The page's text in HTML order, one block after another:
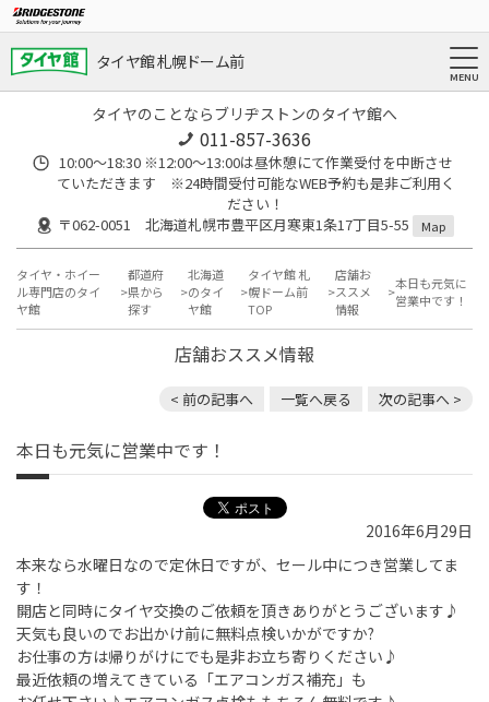
タイヤ館 札幌ドーム前
タイヤのことならブリヂストンのタイヤ館へ
011-857-3636
10:00～18:30 ※12:00～13:00は昼休憩にて作業受付を中断させ
ていただきます ※24時間受付可能なWEB予約も是非ご利用く
ださい！
〒062-0051 北海道札幌市豊平区月寒東1条17丁目5-55
Map
タイヤ・ホイー
ル専門店のタイ
ヤ館
都道府
県から
探す
北海道
のタイ
ヤ館
タイヤ館 札
幌ドーム前
TOP
店舗お
ススメ
情報
本日も元気に
営業中です！
店舗おススメ情報
< 前の記事へ 一覧へ戻る 次の記事へ >
本日も元気に営業中です！
2016年6月29日
本来なら水曜日なので定休日ですが、セール中につき営業してま
す！
開店と同時にタイヤ交換のご依頼を頂きありがとうございます♪
天気も良いのでお出かけ前に無料点検いかがですか?
お仕事の方は帰りがけにでも是非お立ち寄りください♪
最近依頼の増えてきている「エアコンガス補充」も